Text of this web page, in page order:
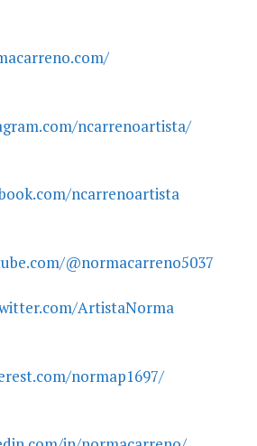
ncarrenoartista/
ncarrenoartista
@normacarreno5037
ArtistaNorma
normap1697/